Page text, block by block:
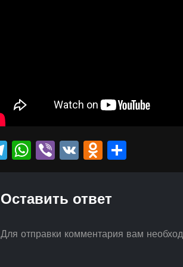
Telegram
WhatsApp
Viber
VK
Оставить ответ
Для отправки комментария вам